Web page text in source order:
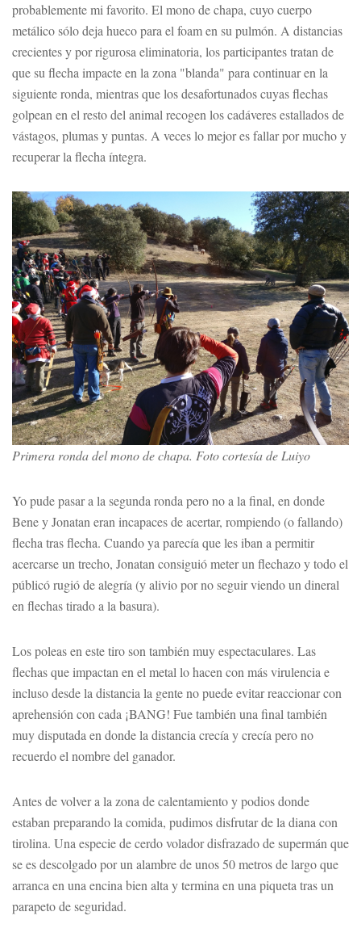
probablemente mi favorito. El mono de chapa, cuyo cuerpo
metálico sólo deja hueco para el foam en su pulmón. A distancias
crecientes y por rigurosa eliminatoria, los participantes tratan de
que su flecha impacte en la zona "blanda" para continuar en la
siguiente ronda, mientras que los desafortunados cuyas flechas
golpean en el resto del animal recogen los cadáveres estallados de
vástagos, plumas y puntas. A veces lo mejor es fallar por mucho y
recuperar la flecha íntegra.
Primera ronda del mono de chapa. Foto cortesía de Luiyo
Yo pude pasar a la segunda ronda pero no a la final, en donde
Bene y Jonatan eran incapaces de acertar, rompiendo (o fallando)
flecha tras flecha. Cuando ya parecía que les iban a permitir
acercarse un trecho, Jonatan consiguió meter un flechazo y todo el
públicó rugió de alegría (y alivio por no seguir viendo un dineral
en flechas tirado a la basura).
Los poleas en este tiro son también muy espectaculares. Las
flechas que impactan en el metal lo hacen con más virulencia e
incluso desde la distancia la gente no puede evitar reaccionar con
aprehensión con cada ¡BANG! Fue también una final también
muy disputada en donde la distancia crecía y crecía pero no
recuerdo el nombre del ganador.
Antes de volver a la zona de calentamiento y podios donde
estaban preparando la comida, pudimos disfrutar de la diana con
tirolina. Una especie de cerdo volador disfrazado de supermán que
se es descolgado por un alambre de unos 50 metros de largo que
arranca en una encina bien alta y termina en una piqueta tras un
parapeto de seguridad.